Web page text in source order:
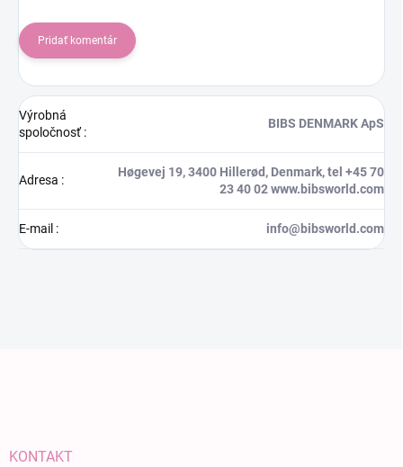
Pridať komentár
Výrobná
spoločnosť:
BIBS DENMARK ApS
Adresa :
Høgevej 19, 3400 Hillerød, Denmark, tel +45 70
23 40 02 www.bibsworld.com
E-mail : info@bibsworld.com
KONTAKT